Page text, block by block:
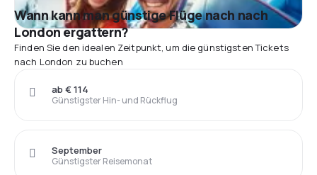
Wann kann man günstige Flüge nach nach
London ergattern?
Finden Sie den idealen Zeitpunkt, um die günstigsten Tickets
nach London zu buchen
Günstigster Hin- und Rückflug
ab € 114
Günstigster Reisemonat
September